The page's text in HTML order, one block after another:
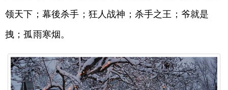
领天下；幕後杀手；狂人战神；杀手之王；爷就是
拽；孤雨寒烟。